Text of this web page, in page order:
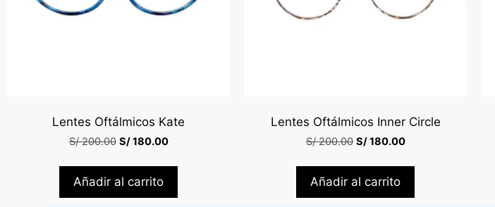
Lentes Oftálmicos Kate
S/200.00 S/180.00
Añadir al carrito
Lentes Oftálmicos Inner Circle
S/200.00 S/180.00
Añadir al carrito